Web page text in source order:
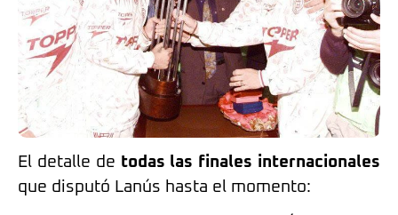
El detalle de todas las finales internacionales
que disputó Lanús hasta el momento: